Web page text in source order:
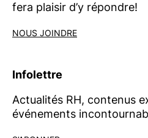
fera plaisir d’y répondre!
NOUS JOINDRE
Infolettre
Actualités RH, contenus
événements